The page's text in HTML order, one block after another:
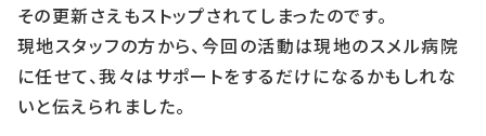
その更新さえもストップされてしまったのです。
現地スタッフの方から、今回の活動は現地のスメル病院
に任せて、我々はサポートをするだけになるかもしれな
いと伝えられました。